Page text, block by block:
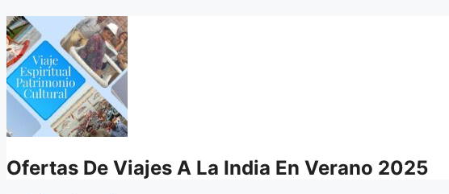
Ofertas De Viajes A La India En Verano 2025